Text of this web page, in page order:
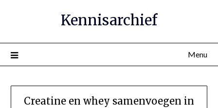
inhoud
Kennisarchief
Menu
Creatine en whey samenvoegen in